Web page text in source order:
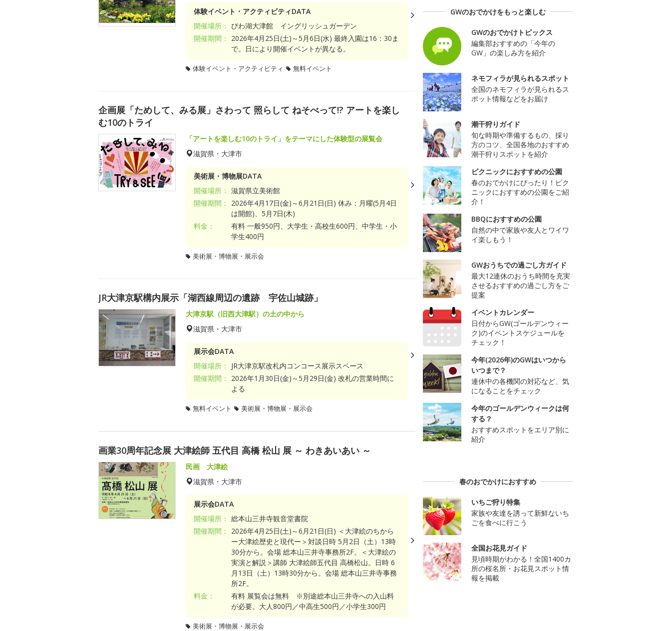
体験イベント・アクティビティDATA
開催場所： びわ湖大津館 イングリッシュガーデン
開催期間：
2026年4月25日(土)～5月6日(水) 最終入園は16：30ま
で。日により開催イベントが異なる。
体験イベント・アクティビティ 無料イベント
企画展「ためして、みる展」さわって 照らして ねそべって!? アートを楽し
む10のトライ
「アートを楽しむ10のトライ」をテーマにした体験型の展覧会
滋賀県・大津市
美術展・博物展DATA
開催場所： 滋賀県立美術館
開催期間：
2026年4月17日(金)～6月21日(日) 休み：月曜(5月4日
は開館)、5月7日(木)
料金：
有料 一般950円、大学生・高校生600円、中学生・小
学生400円
美術展・博物展・展示会
JR大津京駅構内展示「湖西線周辺の遺跡 宇佐山城跡」
大津京駅（旧西大津駅）の土の中から
滋賀県・大津市
展示会DATA
開催場所：
JR大津京駅改札内コンコース展示スペース
開催期間：
2026年1月30日(金)～5月29日(金) 改札の営業時間に
よる
無料イベント 美術展・博物展・展示会
画業30周年記念展 大津絵師 五代目 高橋 松山 展 ～ わきあいあい ～
民画 大津絵
滋賀県・大津市
展示会DATA
開催場所： 総本山三井寺観音堂書院
開催期間：
2026年4月25日(土)～6月21日(日) ＜大津絵のちから
ー大津絵歴史と現代ー＞対談日時 5月2日（土）13時
30分から。会場 総本山三井寺事務所2F。＜大津絵の
実演と解説＞講師 大津絵師五代目 高橋松山。日時 6
月13日（土）13時30分から。会場 総本山三井寺事務
所2F。
料金：
有料 展覧会は無料 ※別途総本山三井寺への入山料
が必要。大人800円／中高生500円／小学生300円
美術展・博物展・展示会
GWのおでかけをもっと楽しむ
GWのおでかけトピックス
編集部おすすめの「今年の
GW」の楽しみ方を紹介
ネモフィラが見られるスポット
全国のネモフィラが見られるス
ポット情報などをお届け
潮干狩りガイド
旬な時期や準備するもの、採り
方のコツ、全国各地のおすすめ
潮干狩りスポットを紹介
ピクニックにおすすめの公園
春のおでかけにぴったり！ピク
ニックにおすすめの公園をご紹
介！
BBQにおすすめの公園
自然の中で家族や友人とワイワ
イ楽しもう！
GWおうちでの過ごし方ガイド
最大12連休のおうち時間を充実
させるおすすめの過ごし方をご
提案
イベントカレンダー
日付からGW(ゴールデンウィー
ク)のイベントスケジュールを
チェック！
今年(2026年)のGWはいつから
いつまで？
連休中の各機関の対応など、気
になることをチェック
今年のゴールデンウィークは何
する？
おすすめスポットをエリア別に
紹介
春のおでかけにおすすめ
いちご狩り特集
家族や友達を誘って新鮮ないち
ごを食べに行こう
全国お花見ガイド
見頃時期がわかる！全国1400カ
所の桜名所・お花見スポット情
報を掲載